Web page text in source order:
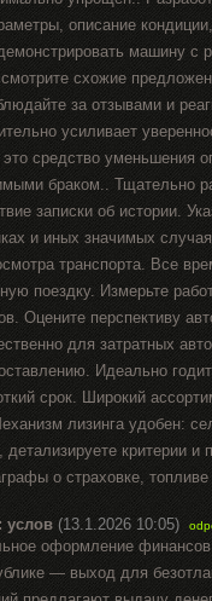
описание
машину с
схожие
за отзывами и
усиливает
средство уменьшения
браком.. Тщательно
записки об истории.
и иных значимых
транспорта. Все
поездку. Измерьте
Оцените перспективу
для затратных
Идеально
срок. Широкий
лизинга удобен:
критерии и
о страховке,
услов (13.1.2026 10:05)
оформление
— выход для